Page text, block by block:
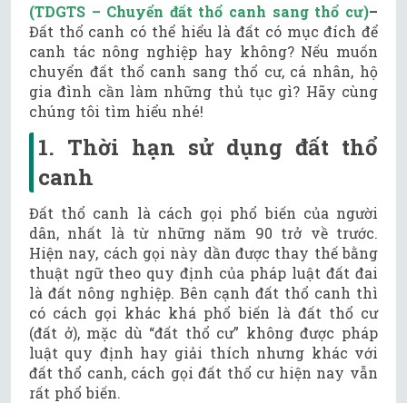
(TDGTS – Chuyển đất thổ canh sang thổ cư)–
Đất thổ canh có thể hiểu là đất có mục đích để
canh tác nông nghiệp hay không? Nếu muốn
chuyển đất thổ canh sang thổ cư, cá nhân, hộ
gia đình cần làm những thủ tục gì? Hãy cùng
chúng tôi tìm hiểu nhé!
1. Thời hạn sử dụng đất thổ
canh
Đất thổ canh là cách gọi phổ biến của người
dân, nhất là từ những năm 90 trở về trước.
Hiện nay, cách gọi này dần được thay thế bằng
thuật ngữ theo quy định của pháp luật đất đai
là đất nông nghiệp. Bên cạnh đất thổ canh thì
có cách gọi khác khá phổ biến là đất thổ cư
(đất ở), mặc dù “đất thổ cư” không được pháp
luật quy định hay giải thích nhưng khác với
đất thổ canh, cách gọi đất thổ cư hiện nay vẫn
rất phổ biến.